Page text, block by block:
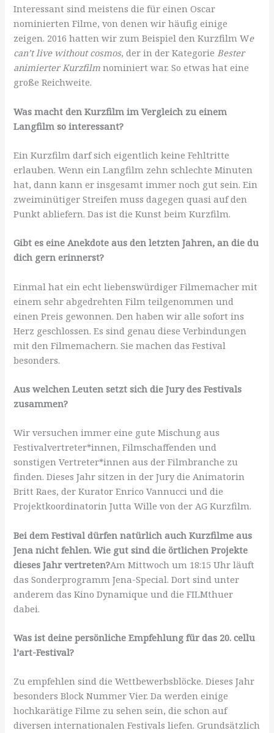
Interessant sind meistens die für einen Oscar
nominierten Filme, von denen wir häufig einige
zeigen. 2016 hatten wir zum Beispiel den Kurzfilm We
can’t live without cosmos, der in der KategorieBester
animierter Kurzfilm nominiert war. So etwas hat eine
große Reichweite.
Was macht den Kurzfilm im Vergleich zu einem
Langfilm so interessant?
Ein Kurzfilm darf sich eigentlich keine Fehltritte
erlauben. Wenn ein Langfilm zehn schlechte Minuten
hat, dann kann er insgesamt immer noch gut sein. Ein
zweiminütiger Streifen muss dagegen quasi auf den
Punkt abliefern. Das ist die Kunst beim Kurzfilm.
Gibt es eine Anekdote aus den letzten Jahren, an die du
dich gern erinnerst?
Einmal hat ein echt liebenswürdiger Filmemacher mit
einem sehr abgedrehten Film teilgenommen und
einen Preis gewonnen. Den haben wir alle sofort ins
Herz geschlossen. Es sind genau diese Verbindungen
mit den Filmemachern. Sie machen das Festival
besonders.
Aus welchen Leuten setzt sich die Jury des Festivals
zusammen?
Wir versuchen immer eine gute Mischung aus
Festivalvertreter*innen, Filmschaffenden und
sonstigen Vertreter*innen aus der Filmbranche zu
finden. Dieses Jahr sitzen in der Jury die Animatorin
Britt Raes, der Kurator Enrico Vannucci und die
Projektkoordinatorin Jutta Wille von der AG Kurzfilm.
Bei dem Festival dürfen natürlich auch Kurzfilme aus
Jena nicht fehlen. Wie gut sind die örtlichen Projekte
dieses Jahr vertreten?Am Mittwoch um 18:15 Uhr läuft
das Sonderprogramm Jena-Special. Dort sind unter
anderem das Kino Dynamique und die FILMthuer
dabei.
Was ist deine persönliche Empfehlung für das 20. cellu
l’art-Festival?
Zu empfehlen sind die Wettbewerbsblöcke. Dieses Jahr
besonders Block Nummer Vier. Da werden einige
hochkarätige Filme zu sehen sein, die schon auf
diversen internationalen Festivals liefen. Grundsätzlich